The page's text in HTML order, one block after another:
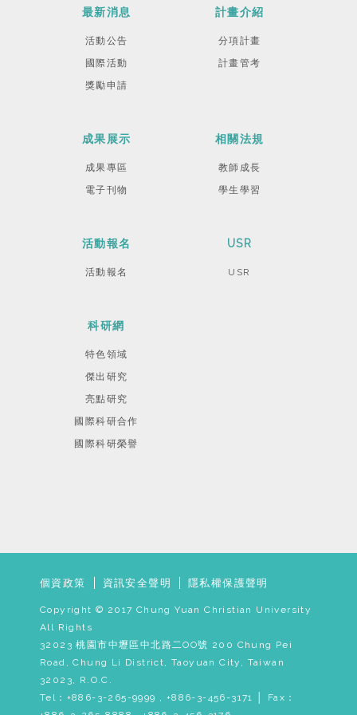
最新消息
活動公告
國際活動
獎勵申請
計畫介紹
分項計畫
計畫管考
成果展示
成果專區
電子刊物
相關法規
教師成長
學生學習
活動報名
活動報名
USR
USR
科研網
特色領域
傑出研究
亮點研究
國際科研合作
國際科研榮譽
個資政策 資訊安全聲明 隱私權保護聲明
Copyright © 2017 Chung Yuan Christian University
All Rights
32023 桃園市中壢區中北路二OO號 200 Chung Pei
Road, Chung Li District, Taoyuan City, Taiwan
32023, R.O.C.
Tel：+886-3-265-9999 , +886-3-456-3171 │ Fax：